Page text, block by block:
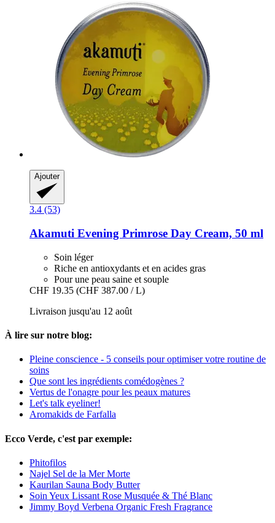
Ajouter
3.4 (53)
Akamuti Evening Primrose Day Cream, 50 ml
Soin léger
Riche en antioxydants et en acides gras
Pour une peau saine et souple
CHF 19.35 (CHF 387.00 / L)
Livraison jusqu'au 12 août
À lire sur notre blog:
Pleine conscience - 5 conseils pour optimiser votre routine de
soins
Que sont les ingrédients comédogènes ?
Vertus de l'onagre pour les peaux matures
Let's talk eyeliner!
Aromakids de Farfalla
Ecco Verde, c'est par exemple:
Phitofilos
Najel Sel de la Mer Morte
Kaurilan Sauna Body Butter
Soin Yeux Lissant Rose Musquée & Thé Blanc
Jimmy Boyd Verbena Organic Fresh Fragrance